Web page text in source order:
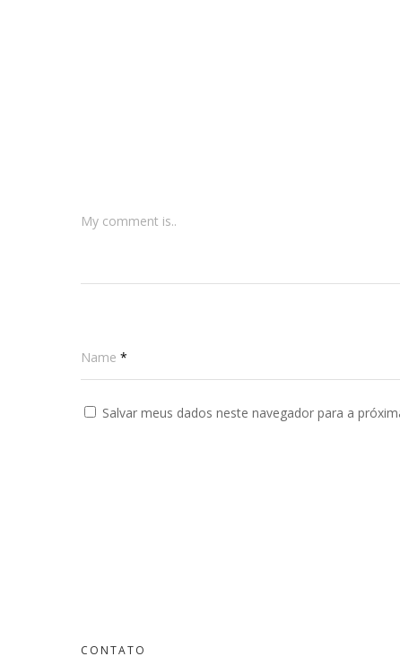
My comment is..
Name *
Salvar meus dados neste navegador para a
CONTATO